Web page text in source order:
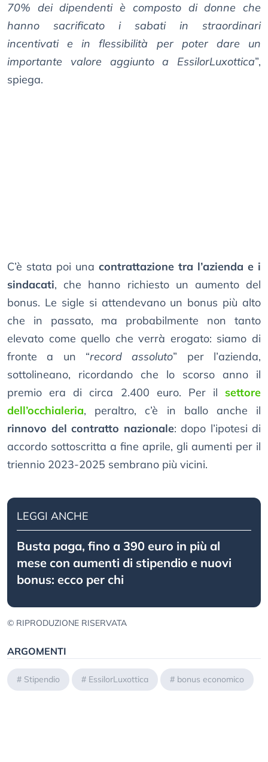
70% dei dipendenti è composto di donne che
hanno sacrificato i sabati in straordinari
incentivati e in flessibilità per poter dare un
importante valore aggiunto a EssilorLuxottica”,
spiega.
C’è stata poi una contrattazione tra l’azienda e i
sindacati, che hanno richiesto un aumento del
bonus. Le sigle si attendevano un bonus più alto
che in passato, ma probabilmente non tanto
elevato come quello che verrà erogato: siamo di
fronte a un “record assoluto” per l’azienda,
sottolineano, ricordando che lo scorso anno il
premio era di circa 2.400 euro. Per il settore
dell’occhialeria, peraltro, c’è in ballo anche il
rinnovo del contratto nazionale: dopo l’ipotesi di
accordo sottoscritta a fine aprile, gli aumenti per il
triennio 2023-2025 sembrano più vicini.
LEGGI ANCHE
Busta paga, fino a 390 euro in più al
mese con aumenti di stipendio e nuovi
bonus: ecco per chi
© RIPRODUZIONE RISERVATA
ARGOMENTI
# Stipendio # EssilorLuxottica # bonus economico